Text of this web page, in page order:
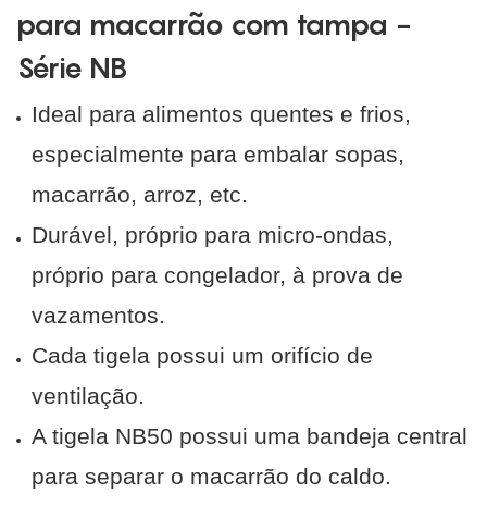
para macarrão com tampa -
Série NB
Ideal para alimentos quentes e frios,
especialmente para embalar sopas,
macarrão, arroz, etc.
Durável, próprio para micro-ondas,
próprio para congelador, à prova de
vazamentos.
Cada tigela possui um orifício de
ventilação.
A tigela NB50 possui uma bandeja central
para separar o macarrão do caldo.